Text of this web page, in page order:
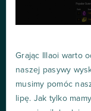
Grając Illaoi warto
naszej pasywy
musimy pomóc
lipę. Jak tylko